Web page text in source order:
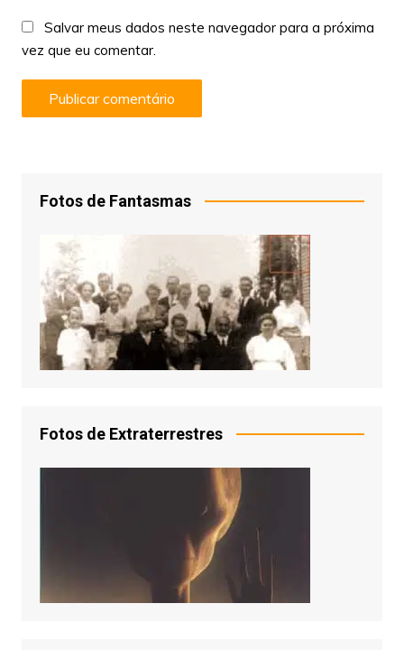
Salvar meus dados neste navegador para a próxima
vez que eu comentar.
Fotos de Fantasmas
Fotos de Extraterrestres